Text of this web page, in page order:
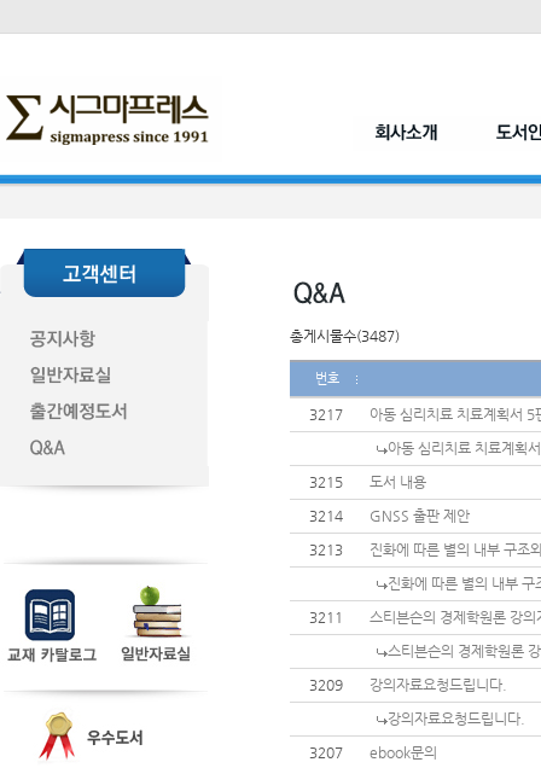
총게시물수(3487)
번호
3217
아동 심리치료 치료계획서 5
아동 심리치료 치료계획
3215
도서 내용
3214
GNSS 출판 제안
3213
진화에 따른 별의 내부 구조
진화에 따른 별의 내부
3211
스티븐슨의 경제학원론 강
스티븐슨의 경제학원론
3209
강의자료요청드립니다.
강의자료요청드립니다.
3207
ebook문의